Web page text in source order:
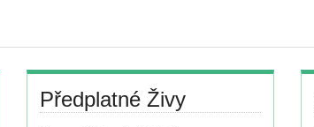
Předplatné Živy